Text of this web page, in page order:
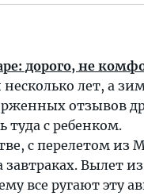
дорого, не
лет, а
отзывов
туда с ребенком.
с перелетом из
завтраках. Вылет
все ругают эту